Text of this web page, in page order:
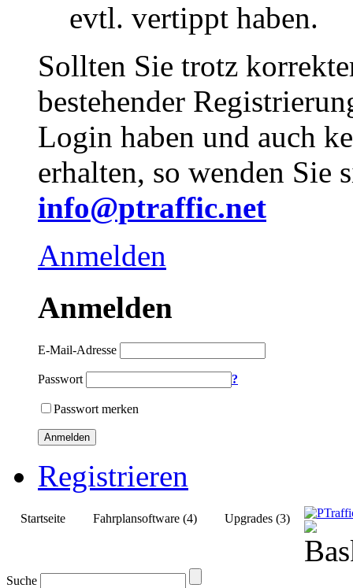
evtl. vertippt haben.
Sollten Sie trotz
bestehender
Login haben und auch
erhalten, so wenden
info@ptraffic.net
Anmelden
Anmelden
E-Mail-Adresse
Passwort ?
Passwort merken
Anmelden
Registrieren
Startseite Fahrplansoftware (4) Upgrades (3)
Suche